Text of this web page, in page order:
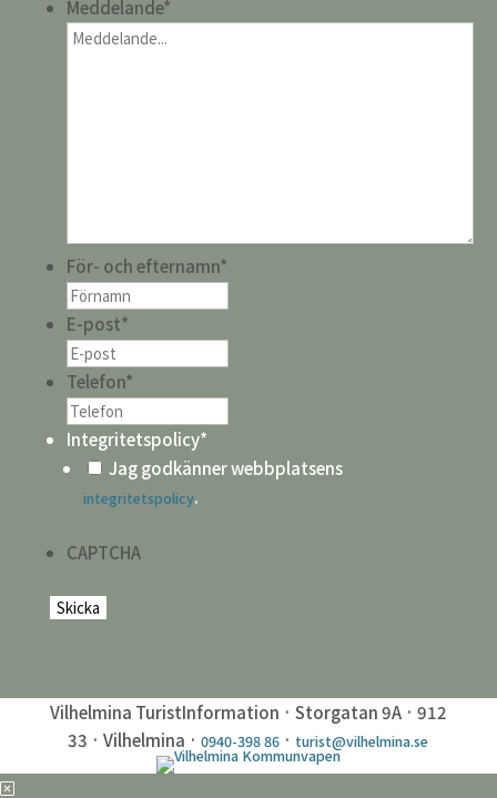
Meddelande*
För- och efternamn*
E-post*
Telefon*
Integritetspolicy*
Jag godkänner webbplatsens
integritetspolicy.
CAPTCHA
Vilhelmina TuristInformation · Storgatan 9A · 912
33 · Vilhelmina ·0940-398 86 · turist@vilhelmina.se